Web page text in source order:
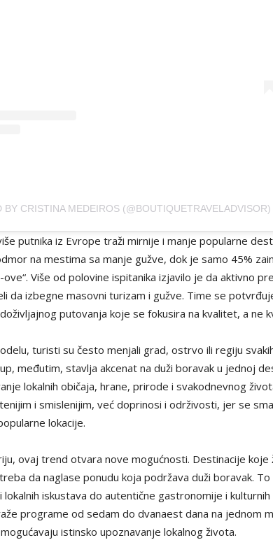
BY CRISTINA MEDEIROS (@BOUTIQUETRAVELADVISOR)
putnika iz Evrope traži mirnije i manje popularne
na mestima sa manje gužve, dok je samo 45%
Više od polovine ispitanika izjavilo je da aktivno
da izbegne masovni turizam i gužve. Time se
putovanja koje se fokusira na kvalitet, a ne
turisti su često menjali grad, ostrvo ili regiju
međutim, stavlja akcenat na duži boravak u jednoj
lokalnih običaja, hrane, prirode i svakodnevnog
i smislenijim, već doprinosi i održivosti, jer se
lokacije.
ovaj trend otvara nove mogućnosti. Destinacije
da naglase ponudu koja podržava duži boravak.
iskustava do autentične gastronomije i
programe od sedam do dvanaest dana na jednom
istinsko upoznavanje lokalnog života.